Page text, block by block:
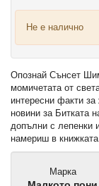
Не е налично
Опознай Сънсет
момичетата от
интересни факти
новини за Битката
допълни с лепенки
намериш в
Марка